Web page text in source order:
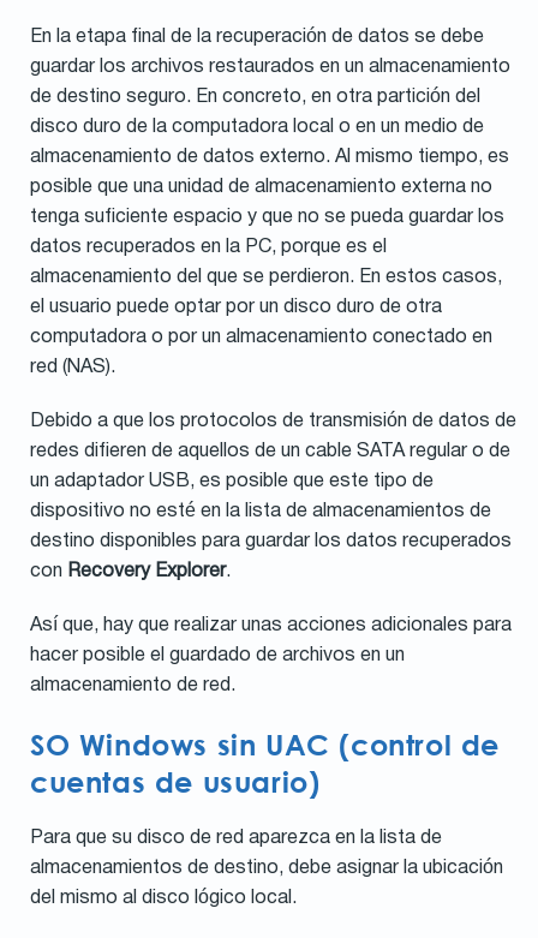
En la etapa final de la recuperación de datos se debe
guardar los archivos restaurados en un almacenamiento
de destino seguro. En concreto, en otra partición del
disco duro de la computadora local o en un medio de
almacenamiento de datos externo. Al mismo tiempo, es
posible que una unidad de almacenamiento externa no
tenga suficiente espacio y que no se pueda guardar los
datos recuperados en la PC, porque es el
almacenamiento del que se perdieron. En estos casos,
el usuario puede optar por un disco duro de otra
computadora o por un almacenamiento conectado en
red (NAS).
Debido a que los protocolos de transmisión de datos de
redes difieren de aquellos de un cable SATA regular o de
un adaptador USB, es posible que este tipo de
dispositivo no esté en la lista de almacenamientos de
destino disponibles para guardar los datos recuperados
con Recovery Explorer.
Así que, hay que realizar unas acciones adicionales para
hacer posible el guardado de archivos en un
almacenamiento de red.
SO Windows sin UAC (control de
cuentas de usuario)
Para que su disco de red aparezca en la lista de
almacenamientos de destino, debe asignar la ubicación
del mismo al disco lógico local.